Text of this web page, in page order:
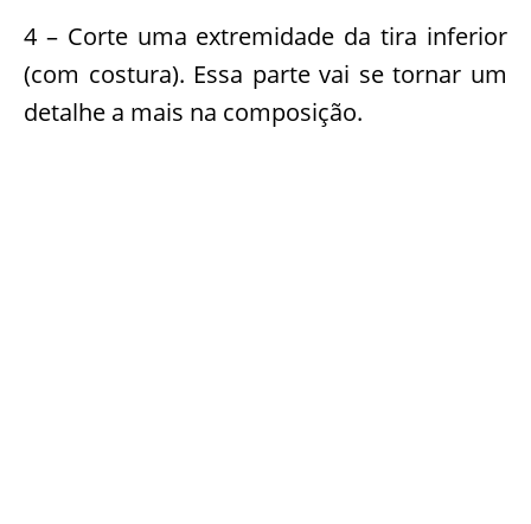
4 – Corte uma extremidade da tira inferior
(com costura). Essa parte vai se tornar um
detalhe a mais na composição.